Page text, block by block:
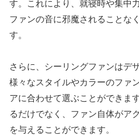
す。これにより、就寝時や集中
ファンの音に邪魔されることな
す。
さらに、シーリングファンはデ
様々なスタイルやカラーのファ
アに合わせて選ぶことができま
るだけでなく、ファン自体がア
を与えることができます。